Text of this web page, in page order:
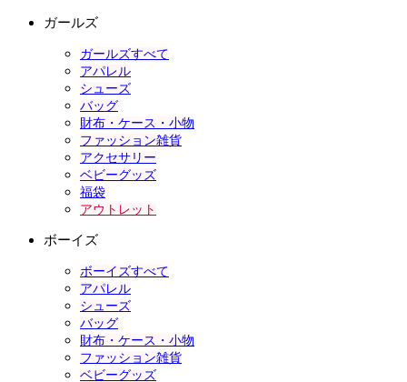
ガールズ
ガールズすべて
アパレル
シューズ
バッグ
財布・ケース・小物
ファッション雑貨
アクセサリー
ベビーグッズ
福袋
アウトレット
ボーイズ
ボーイズすべて
アパレル
シューズ
バッグ
財布・ケース・小物
ファッション雑貨
ベビーグッズ